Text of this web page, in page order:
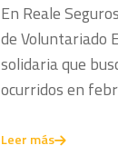
En Reale
de Voluntariado
solidaria que
ocurridos en
Leer más